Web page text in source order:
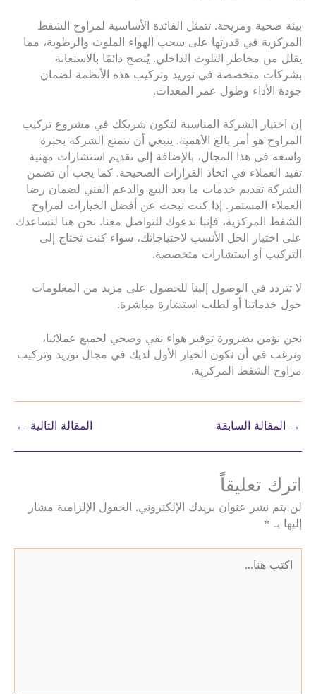
بيئة صحية ومريحة. تتمثل الفائدة الأساسية لمراوح الشفط
المركزية في قدرتها على سحب الهواء الملوث والرطوبة، مما
يقلل من مخاطر التلوث الداخلي. يُنصح دائمًا بالاستعانة
بشركات متخصصة في توريد وتركيب هذه الأنظمة لضمان
جودة الأداء وطول عمر المعدات.
إن اختيار الشركة المناسبة لتكون شريكك في مشروع تركيب
المراوح هو أمر بالغ الأهمية. ينبغي أن تتمتع الشركة بخبرة
واسعة في هذا المجال، بالإضافة إلى تقديم استشارات مهنية
تفيد العملاء في اتخاذ القرارات الصحيحة. كما يجب أن تضمن
الشركة تقديم خدمات ما بعد البيع والدعم الفني لضمان رضا
العملاء المستمر. إذا كنت تبحث عن أفضل الخيارات لمراوح
الشفط المركزية، فإننا ندعوك للتواصل معنا. نحن هنا لنساعدك
على اختيار الحل الأنسب لاحتياجاتك، سواء كنت تحتاج إلى
التركيب أو استشارات متخصصة.
لا تتردد في الوصول إلينا للحصول على مزيد من المعلومات
حول خدماتنا أو لطلب استشارة مباشرة.
نحن نؤمن بضرورة توفير هواء نقي وصحي لجميع عملائنا،
ونرغب في أن نكون الخيار الأول لديك في مجال توريد وتركيب
مراوح الشفط المركزية.
→ المقالة السابقة المقالة التالية ←
اترك تعليقاً
لن يتم نشر عنوان بريدك الإلكتروني.
الحقول الإلزامية مشار
إليها بـ *
هنا...